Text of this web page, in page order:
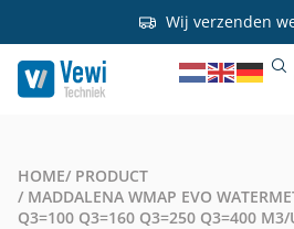
Wij verzenden
HOME/ PRODUCT
/ MADDALENA WMAP EVO
Q3=100 Q3=160 Q3=250 Q3=400 M3/